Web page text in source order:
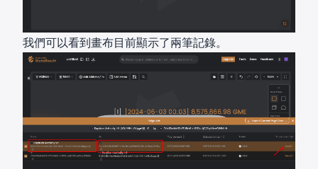
我們可以看到畫布目前顯示了兩筆記錄。